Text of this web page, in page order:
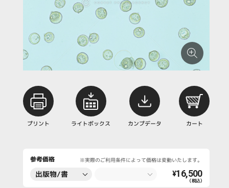
プリント ライトボックス カンプデータ カート
参考価格 ※実際のご利用条件によって価格は変動いたします。
出版物/書
¥16,500
（税込）